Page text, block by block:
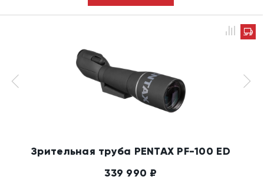
Зрительная труба PENTAX PF-100 ED
339 990 ₽